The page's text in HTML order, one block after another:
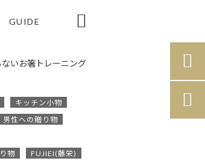
GUIDE 
ないお箸トレーニング
キッチン小物
男性への贈り物
物
FUJIEI(藤栄)

